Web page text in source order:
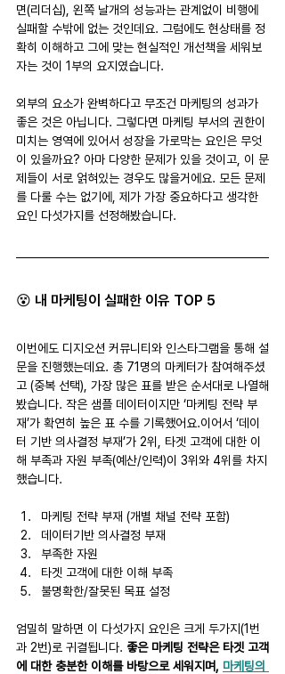
면(리더십), 왼쪽 날개의 성능과는 관계없이 비행에
실패할 수밖에 없는 것인데요. 그럼에도 현상태를 정
확히 이해하고 그에 맞는 현실적인 개선책을 세워보
자는 것이 1부의 요지였습니다.
외부의 요소가 완벽하다고 무조건 마케팅의 성과가
좋은 것은 아닙니다. 그렇다면 마케팅 부서의 권한이
미치는 영역에 있어서 성장을 가로막는 요인은 무엇
이 있을까요? 아마 다양한 문제가 있을 것이고, 이 문
제들이 서로 얽혀있는 경우도 많을거에요. 모든 문제
를 다룰 수는 없기에, 제가 가장 중요하다고 생각한
요인 다섯가지를 선정해봤습니다.
😵 내 마케팅이 실패한 이유 TOP 5
이번에도 디지오션 커뮤니티와 인스타그램을 통해 설
문을 진행했는데요. 총 71명의 마케터가 참여해주셨
고 (중복 선택), 가장 많은 표를 받은 순서대로 나열해
봤습니다. 작은 샘플 데이터이지만 ‘마케팅 전략 부
재’가 확연히 높은 표 수를 기록했어요.이어서 ‘데이
터 기반 의사결정 부재’가 2위, 타겟 고객에 대한 이
해 부족과 자원 부족(예산/인력)이 3위와 4위를 차지
했습니다.
마케팅 전략 부재 (개별 채널 전략 포함)
데이터기반 의사결정 부재
부족한 자원
타겟 고객에 대한 이해 부족
불명확한/잘못된 목표 설정
엄밀히 말하면 이 다섯가지 요인은 크게 두가지(1번
과 2번)로 귀결됩니다. 좋은 마케팅 전략은 타겟 고객
에 대한 충분한 이해를 바탕으로 세워지며, 마케팅의